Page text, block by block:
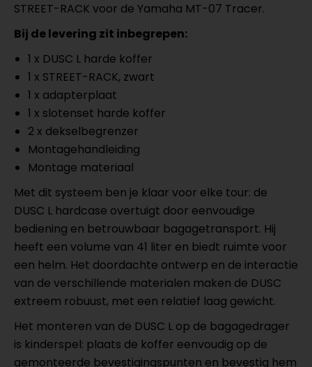
STREET-RACK voor de Yamaha MT-07 Tracer.
Bij de levering zit inbegrepen:
1 x DUSC L harde koffer
1 x STREET-RACK, zwart
1 x adapterplaat
1 x slotenset harde koffer
2 x dekselbegrenzer
Montagehandleiding
Montage materiaal
Met dit systeem ben je klaar voor elke tour: de
DUSC L hardcase overtuigt door eenvoudige
bediening en betrouwbaar bagagetransport. Hij
heeft een volume van 41 liter en biedt ruimte voor
een helm. Het doordachte ontwerp en de interactie
van de verschillende materialen maken de DUSC
extreem robuust, met een relatief laag gewicht.
Het monteren van de DUSC L op de bagagedrager
is kinderspel: plaats de koffer eenvoudig op de
gemonteerde bevestigingspunten en bevestig hem